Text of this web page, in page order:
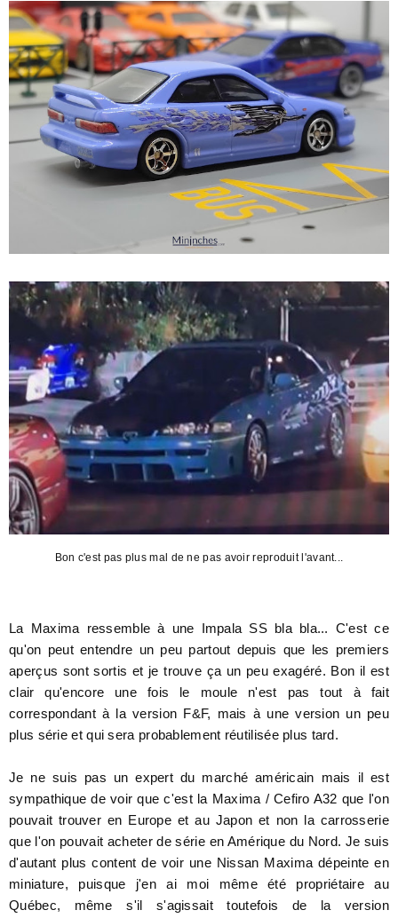
Bon c'est pas plus mal de ne pas avoir reproduit l'avant...
La Maxima ressemble à une Impala SS bla bla... C'est ce
qu'on peut entendre un peu partout depuis que les premiers
aperçus sont sortis et je trouve ça un peu exagéré. Bon il est
clair qu'encore une fois le moule n'est pas tout à fait
correspondant à la version F&F, mais à une version un peu
plus série et qui sera probablement réutilisée plus tard.
Je ne suis pas un expert du marché américain mais il est
sympathique de voir que c'est la Maxima / Cefiro A32 que l'on
pouvait trouver en Europe et au Japon et non la carrosserie
que l'on pouvait acheter de série en Amérique du Nord. Je suis
d'autant plus content de voir une Nissan Maxima dépeinte en
miniature, puisque j'en ai moi même été propriétaire au
Québec, même s'il s'agissait toutefois de la version